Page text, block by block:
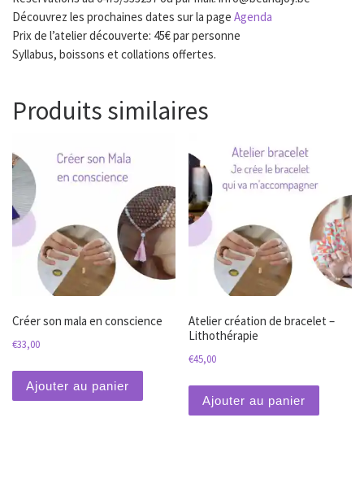
Découvrez les prochaines dates sur la page Agenda
Prix de l’atelier découverte: 45€ par personne
Syllabus, boissons et collations offertes.
Produits similaires
Créer son mala en conscience
€33,00
Ajouter au panier
Atelier création de bracelet –
Lithothérapie
€45,00
Ajouter au panier